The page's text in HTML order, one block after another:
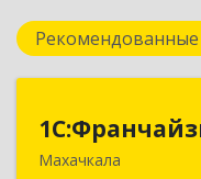
Махачкала
367030,